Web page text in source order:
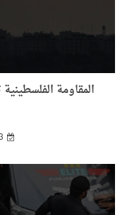
المقاومة
PM